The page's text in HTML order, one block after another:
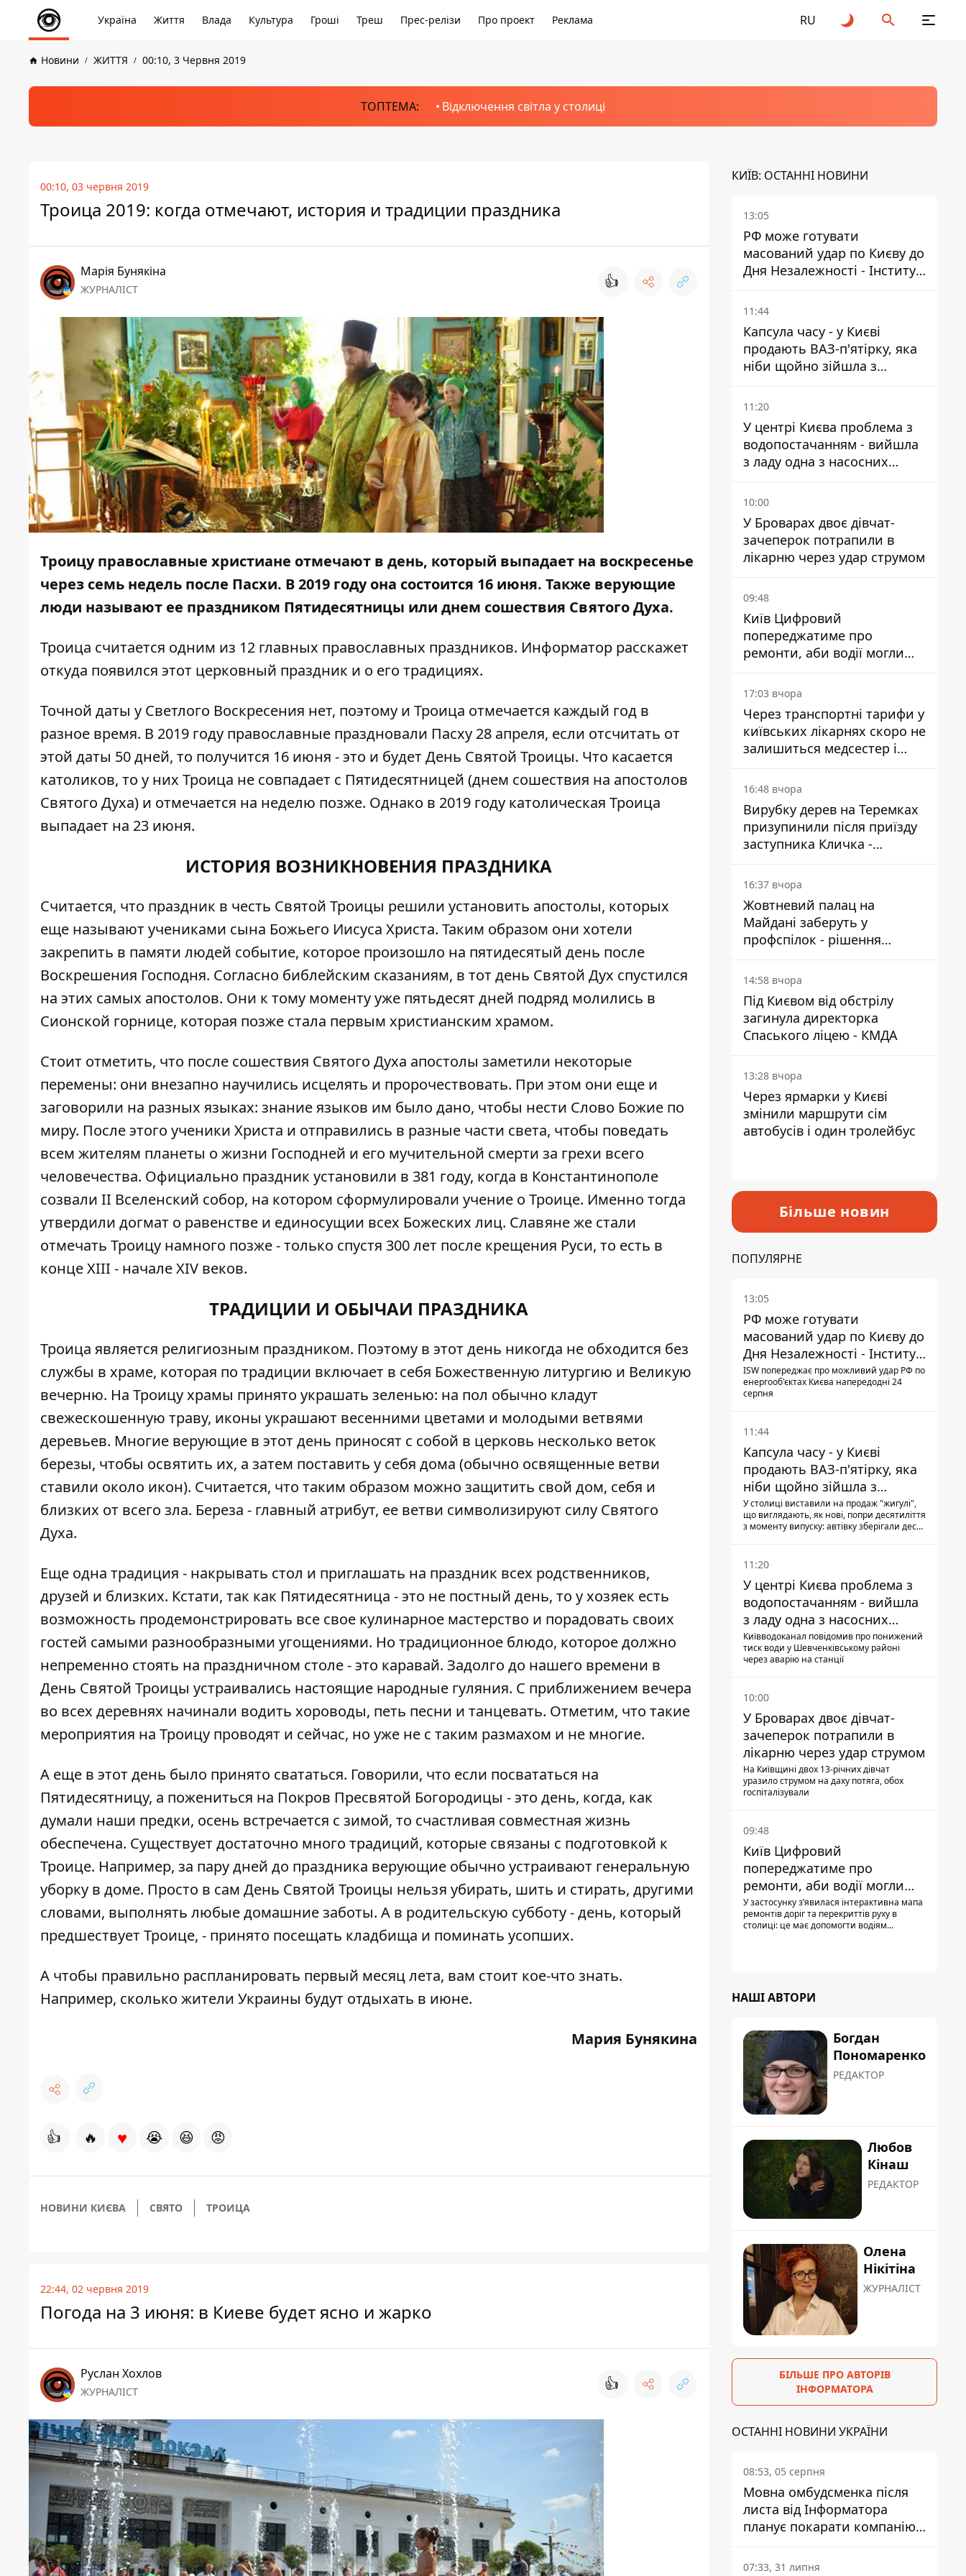
Україна Життя Влада Культура Гроші Треш Прес-релізи Про проект Реклама RU
Новини ЖИТТЯ 00:10, 3 Червня 2019
ТОПТЕМА: Відключення світла у столиці
00:10, 03 червня 2019
Троица 2019: когда отмечают, история и традиции праздника
Марія Бунякіна
ЖУРНАЛІСТ 👍
Троицу православные христиане отмечают в день, который выпадает на воскресенье
через семь недель после Пасхи. В 2019 году она состоится 16 июня. Также верующие
люди называют ее праздником Пятидесятницы или днем сошествия Святого Духа.
Троица считается одним из 12 главных православных праздников. Информатор расскажет
откуда появился этот церковный праздник и о его традициях.
Точной даты у Светлого Воскресения нет, поэтому и Троица отмечается каждый год в
разное время. В 2019 году православные праздновали Пасху 28 апреля, если отсчитать от
этой даты 50 дней, то получится 16 июня - это и будет День Святой Троицы. Что касается
католиков, то у них Троица не совпадает с Пятидесятницей (днем сошествия на апостолов
Святого Духа) и отмечается на неделю позже. Однако в 2019 году католическая Троица
выпадает на 23 июня.
ИСТОРИЯ ВОЗНИКНОВЕНИЯ ПРАЗДНИКА
Считается, что праздник в честь Святой Троицы решили установить апостолы, которых
еще называют учениками сына Божьего Иисуса Христа. Таким образом они хотели
закрепить в памяти людей событие, которое произошло на пятидесятый день после
Воскрешения Господня. Согласно библейским сказаниям, в тот день Святой Дух спустился
на этих самых апостолов. Они к тому моменту уже пятьдесят дней подряд молились в
Сионской горнице, которая позже стала первым христианским храмом.
Стоит отметить, что после сошествия Святого Духа апостолы заметили некоторые
перемены: они внезапно научились исцелять и пророчествовать. При этом они еще и
заговорили на разных языках: знание языков им было дано, чтобы нести Слово Божие по
миру. После этого ученики Христа и отправились в разные части света, чтобы поведать
всем жителям планеты о жизни Господней и его мучительной смерти за грехи всего
человечества. Официально праздник установили в 381 году, когда в Константинополе
созвали II Вселенский собор, на котором сформулировали учение о Троице. Именно тогда
утвердили догмат о равенстве и единосущии всех Божеских лиц. Славяне же стали
отмечать Троицу намного позже - только спустя 300 лет после крещения Руси, то есть в
конце XIII - начале XIV веков.
ТРАДИЦИИ И ОБЫЧАИ ПРАЗДНИКА
Троица является религиозным праздником. Поэтому в этот день никогда не обходится без
службы в храме, которая по традиции включает в себя Божественную литургию и Великую
вечерню. На Троицу храмы принято украшать зеленью: на пол обычно кладут
свежескошенную траву, иконы украшают весенними цветами и молодыми ветвями
деревьев. Многие верующие в этот день приносят с собой в церковь несколько веток
березы, чтобы освятить их, а затем поставить у себя дома (обычно освященные ветви
ставили около икон). Считается, что таким образом можно защитить свой дом, себя и
близких от всего зла. Береза - главный атрибут, ее ветви символизируют силу Святого
Духа.
Еще одна традиция - накрывать стол и приглашать на праздник всех родственников,
друзей и близких. Кстати, так как Пятидесятница - это не постный день, то у хозяек есть
возможность продемонстрировать все свое кулинарное мастерство и порадовать своих
гостей самыми разнообразными угощениями. Но традиционное блюдо, которое должно
непременно стоять на праздничном столе - это каравай. Задолго до нашего времени в
День Святой Троицы устраивались настоящие народные гуляния. С приближением вечера
во всех деревнях начинали водить хороводы, петь песни и танцевать. Отметим, что такие
мероприятия на Троицу проводят и сейчас, но уже не с таким размахом и не многие.
А еще в этот день было принято свататься. Говорили, что если посвататься на
Пятидесятницу, а пожениться на Покров Пресвятой Богородицы - это день, когда, как
думали наши предки, осень встречается с зимой, то счастливая совместная жизнь
обеспечена. Существует достаточно много традиций, которые связаны с подготовкой к
Троице. Например, за пару дней до праздника верующие обычно устраивают генеральную
уборку в доме. Просто в сам День Святой Троицы нельзя убирать, шить и стирать, другими
словами, выполнять любые домашние заботы. А в родительскую субботу - день, который
предшествует Троице, - принято посещать кладбища и поминать усопших.
А чтобы правильно распланировать первый месяц лета, вам стоит кое-что знать.
Например, сколько жители Украины будут отдыхать в июне.
Мария Бунякина
👍 🔥 ♥ 😭 😆 😡
НОВИНИ КИЄВА СВЯТО ТРОИЦА
22:44, 02 червня 2019
Погода на 3 июня: в Киеве будет ясно и жарко
Руслан Хохлов
ЖУРНАЛІСТ 👍
КИЇВ: ОСТАННІ НОВИНИ
13:05
РФ може готувати
масований удар по Києву до
Дня Незалежності - Інститут
вивчення війни
11:44
Капсула часу - у Києві
продають ВАЗ-п'ятірку, яка
ніби щойно зійшла з
конвейєра
11:20
У центрі Києва проблема з
водопостачанням - вийшла
з ладу одна з насосних
станцій
10:00
У Броварах двоє дівчат-
зачеперок потрапили в
лікарню через удар струмом
09:48
Київ Цифровий
попереджатиме про
ремонти, аби водії могли
уникати ділянок із заторами
17:03 вчора
Через транспортні тарифи у
київських лікарнях скоро не
залишиться медсестер і
санітарок - професор
Голубовська
16:48 вчора
Вирубку дерев на Теремках
призупинили після приїзду
заступника Кличка -
почався діалог
16:37 вчора
Жовтневий палац на
Майдані заберуть у
профспілок - рішення
Господарського суду
14:58 вчора
Під Києвом від обстрілу
загинула директорка
Спаського ліцею - КМДА
13:28 вчора
Через ярмарки у Києві
змінили маршрути сім
автобусів і один тролейбус
Більше новин
ПОПУЛЯРНЕ
13:05
РФ може готувати
масований удар по Києву до
Дня Незалежності - Інститут
вивчення війни
ISW попереджає про можливий удар РФ по
енергооб'єктах Києва напередодні 24
серпня
11:44
Капсула часу - у Києві
продають ВАЗ-п'ятірку, яка
ніби щойно зійшла з
конвейєра
У столиці виставили на продаж "жигулі",
що виглядають, як нові, попри десятиліття
з моменту випуску: автівку зберігали десь
11:20
У центрі Києва проблема з
водопостачанням - вийшла
з ладу одна з насосних
станцій
Київводоканал повідомив про понижений
тиск води у Шевченківському районі
через аварію на станції
10:00
У Броварах двоє дівчат-
зачеперок потрапили в
лікарню через удар струмом
На Київщині двох 13-річних дівчат
уразило струмом на даху потяга, обох
госпіталізували
09:48
Київ Цифровий
попереджатиме про
ремонти, аби водії могли
уникати ділянок із заторами
У застосунку зʼявилася інтерактивна мапа
ремонтів доріг та перекриттів руху в
столиці: це має допомогти водіям
НАШІ АВТОРИ
Богдан
Пономаренко
РЕДАКТОР
Любов
Кінаш
РЕДАКТОР
Олена
Нікітіна
ЖУРНАЛІСТ
БІЛЬШЕ ПРО АВТОРІВ
ІНФОРМАТОРА
ОСТАННІ НОВИНИ УКРАЇНИ
08:53, 05 серпня
Мовна омбудсменка після
листа від Інформатора
планує покарати компанію-
підрядника ПриватБанку
07:33, 31 липня